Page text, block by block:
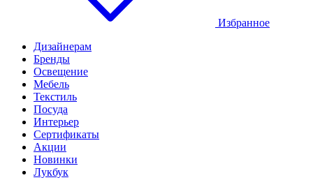
Избранное
Дизайнерам
Бренды
Освещение
Мебель
Текстиль
Посуда
Интерьер
Сертификаты
Акции
Новинки
Лукбук